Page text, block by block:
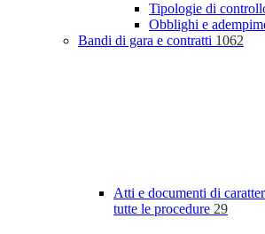
Tipologie di
Obblighi e
Bandi di gara e contratti 1062
Atti e documenti di
tutte le procedure 29